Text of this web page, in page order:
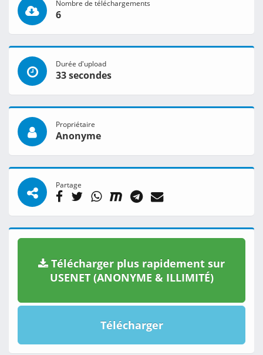
Nombre de téléchargements
6
Durée d'upload
33 secondes
Propriétaire
Anonyme
Partage
Télécharger plus rapidement sur
USENET (ANONYME & ILLIMITÉ)
Télécharger